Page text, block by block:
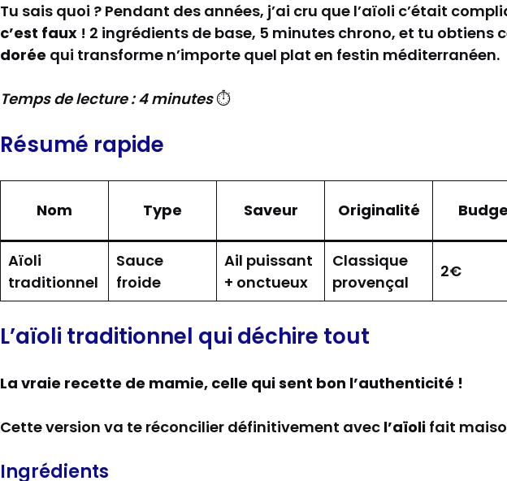
Tu sais quoi ? Pendant des années, j’ai cru que l’aïoli c’était
c’est faux ! 2 ingrédients de base, 5 minutes chrono, et tu obtiens
dorée qui transforme n’importe quel plat en festin méditerranéen.
Temps de lecture : 4 minutes⏱️
Résumé rapide
Nom Type Saveur Originalité
Aïoli
traditionnel
Sauce
froide
Ail puissant
+ onctueux
Classique
provençal
2€
L’aïoli traditionnel qui déchire tout
La vraie recette de mamie, celle qui sent bon l’authenticité !
Cette version va te réconcilier définitivement avec l’aïoli fait
Ingrédients